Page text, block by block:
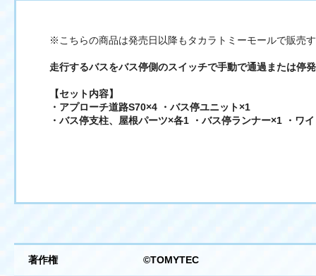
※こちらの商品は発売日以降もタカラトミーモールで販売
走行するバスをバス停側のスイッチで手動で通過または停
【セット内容】
・アプローチ道路S70×4 ・バス停ユニット×1
・バス停支柱、屋根パーツ×各1 ・バス停ランナー×1 ・ワ
著作権 ©TOMYTEC